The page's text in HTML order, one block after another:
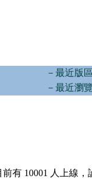
－最近版
－最近瀏
有 10001 人上線